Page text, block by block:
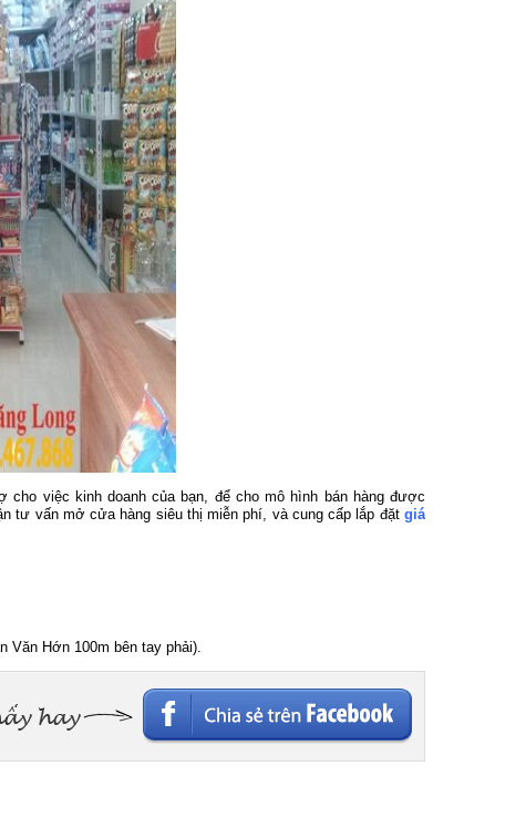
việc kinh doanh của bạn, để cho mô hình bán hàng được
tư vấn mở cửa hàng siêu thị miễn phí, và cung cấp lắp đặtgiá
Văn Hớn 100m bên tay phải).